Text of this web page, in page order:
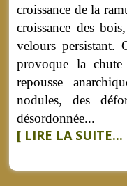
croissance de la
croissance des
velours persistant.
provoque la
repousse
nodules, des
désordonnée...
[ LIRE LA SUITE...